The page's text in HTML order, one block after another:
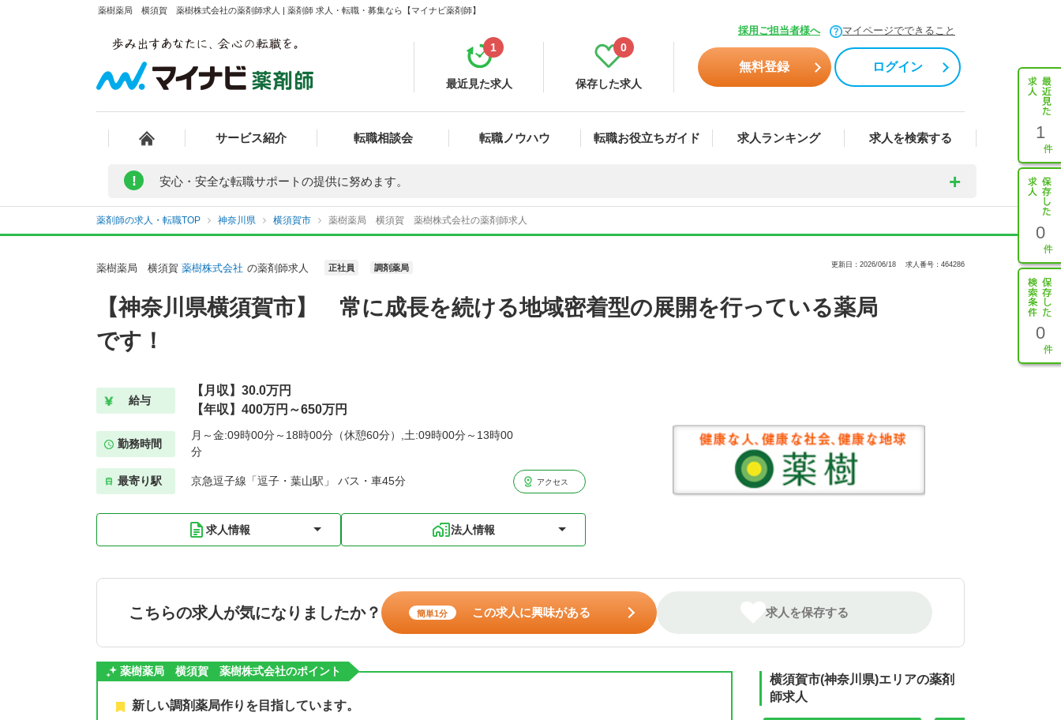
薬樹薬局 横須賀 薬樹株式会社の薬剤師求人 | 薬剤師 求人・転職・募集なら【マイナビ薬剤師】
採用ご担当者様へ マイページでできること
最近見た求人
1
保存した求人
0
無料登録 ログイン
サービス紹介 転職相談会 転職ノウハウ 転職お役立ちガイド 求人ランキング 求人を検索する 1
0
0
! 安心・安全な転職サポートの提供に努めます。
薬剤師の求人・転職TOP 神奈川県 横須賀市 薬樹薬局 横須賀 薬樹株式会社の薬剤師求人
薬樹薬局 横須賀 薬樹株式会社 の薬剤師求人 正社員 調剤薬局 更新日：2026/06/18 求人番号：464286
【神奈川県横須賀市】 常に成長を続ける地域密着型の展開を行っている薬局
です！
給与
【月収】30.0万円
【年収】400万円～650万円
勤務時間
月～金:09時00分～18時00分（休憩60分）,土:09時00分～13時00
分
最寄り駅 京急逗子線「逗子・葉山駅」 バス・車45分 アクセス
求人情報 法人情報
こちらの求人が気になりましたか？ 簡単1分 この求人に興味がある 求人を保存する
薬樹薬局 横須賀 薬樹株式会社のポイント
新しい調剤薬局作りを目指しています。
横須賀市(神奈川県)エリアの薬剤
師求人